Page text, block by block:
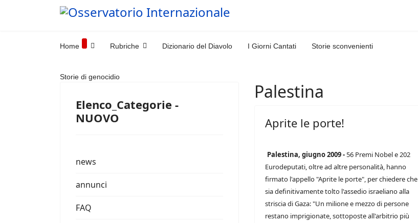
Home Rubriche Dizionario del Diavolo I Giorni Cantati Storie sconvenienti
Storie di genocidio
Elenco_Categorie -
NUOVO
news
annunci
FAQ
Palestina
Aprite le porte!
Palestina, giugno 2009 - 56 Premi Nobel e 202
Eurodeputati, oltre ad altre personalità, hanno
firmato l'appello "Aprite le porte", per chiedere che
sia definitivamente tolto l'assedio israeliano alla
striscia di Gaza: "Un milione e mezzo di persone
restano imprigionate, sottoposte all'arbitrio più